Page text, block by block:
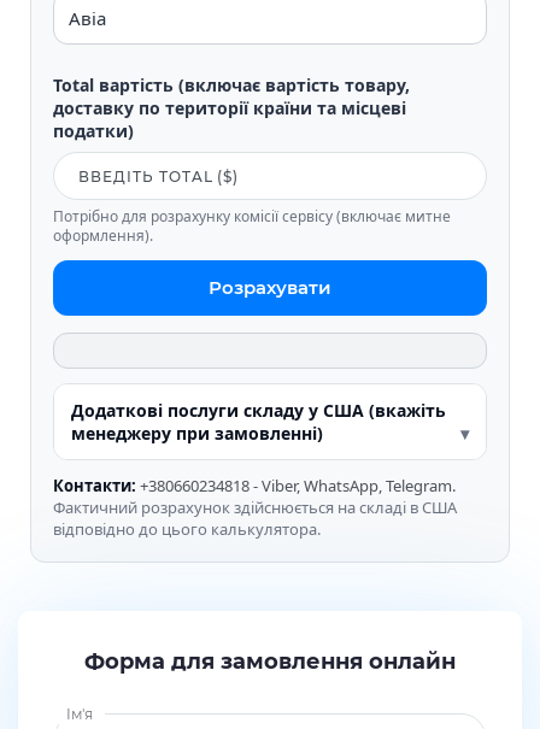
Total вартість (включає вартість товару,
доставку по території країни та місцеві
податки)
Потрібно для розрахунку комісії сервісу (включає митне
оформлення).
Розрахувати
Додаткові послуги складу у США (вкажіть
менеджеру при замовленні)
Контакти: +380660234818 - Viber, WhatsApp, Telegram.
Фактичний розрахунок здійснюється на складі в США
відповідно до цього калькулятора.
Форма для замовлення онлайн
Ім'я